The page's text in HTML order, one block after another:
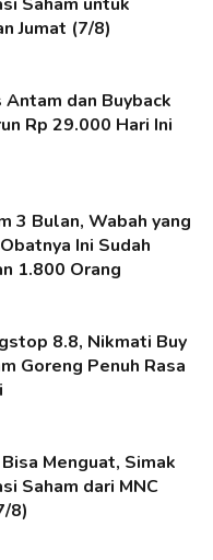
Jumat (7/8)
Antam dan Buyback
Rp 29.000 Hari Ini
3 Bulan, Wabah yang
Ini Sudah
1.800 Orang
8.8, Nikmati Buy
Goreng Penuh Rasa
Menguat, Simak
Saham dari MNC
8)